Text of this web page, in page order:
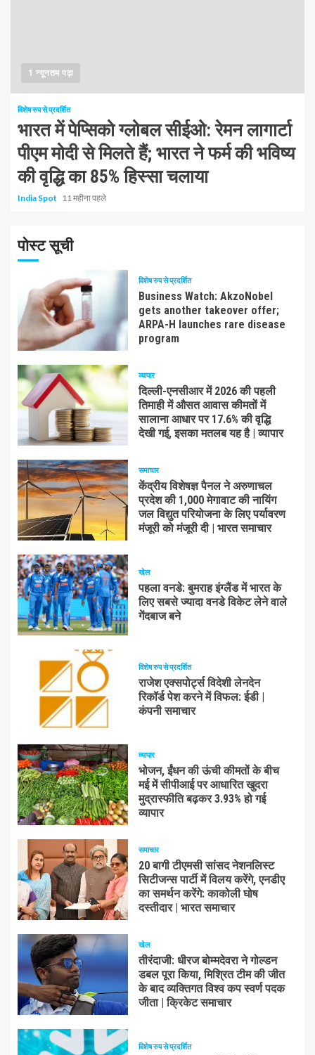
1 न्यूनतम पढ़ा
विशेष रुप से प्रदर्शित
भारत में पेप्सिको ग्लोबल सीईओ: रेमन लागार्टा
पीएम मोदी से मिलते हैं; भारत ने फर्म की भविष्य
की वृद्धि का 85% हिस्सा चलाया
India Spot 11 महीना पहले
पोस्ट सूची
विशेष रुप से प्रदर्शित
Business Watch: AkzoNobel
gets another takeover offer;
ARPA-H launches rare disease
program
व्यापार
दिल्ली-एनसीआर में 2026 की पहली
तिमाही में औसत आवास कीमतों में
सालाना आधार पर 17.6% की वृद्धि
देखी गई, इसका मतलब यह है | व्यापार
समाचार
केंद्रीय विशेषज्ञ पैनल ने अरुणाचल
प्रदेश की 1,000 मेगावाट की नायिंग
जल विद्युत परियोजना के लिए पर्यावरण
मंजूरी को मंजूरी दी | भारत समाचार
खेल
पहला वनडे: बुमराह इंग्लैंड में भारत के
लिए सबसे ज्यादा वनडे विकेट लेने वाले
गेंदबाज बने
विशेष रुप से प्रदर्शित
राजेश एक्सपोर्ट्स विदेशी लेनदेन
रिकॉर्ड पेश करने में विफल: ईडी |
कंपनी समाचार
व्यापार
भोजन, ईंधन की ऊंची कीमतों के बीच
मई में सीपीआई पर आधारित खुदरा
मुद्रास्फीति बढ़कर 3.93% हो गई
व्यापार
समाचार
20 बागी टीएमसी सांसद नेशनलिस्ट
सिटीजन्स पार्टी में विलय करेंगे, एनडीए
का समर्थन करेंगे: काकोली घोष
दस्तीदार | भारत समाचार
खेल
तीरंदाजी: धीरज बोम्मदेवरा ने गोल्डन
डबल पूरा किया, मिश्रित टीम की जीत
के बाद व्यक्तिगत विश्व कप स्वर्ण पदक
जीता | क्रिकेट समाचार
विशेष रुप से प्रदर्शित